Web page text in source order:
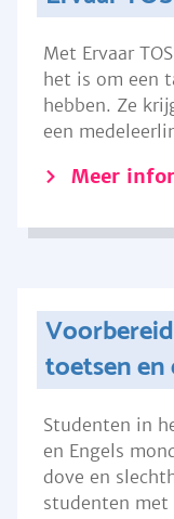
Met Ervaar
het is om een
hebben. Ze
een
Meer
toetsen en
Studenten in
en Engels
dove en
studenten met